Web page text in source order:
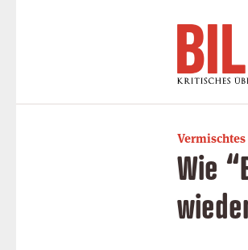
Vermischtes
Wie